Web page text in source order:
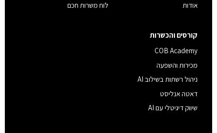
אודות
לוח משרות חכם
קורסים והכשרות
COB Academy
מכירות והשפעה
ניהול רשתות בשילוב AI
דאטה אנליסט
שיווק דיגיטלי עם AI